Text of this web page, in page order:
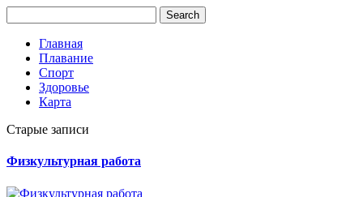
Главная
Плавание
Спорт
Здоровье
Карта
Старые записи
Физкультурная работа